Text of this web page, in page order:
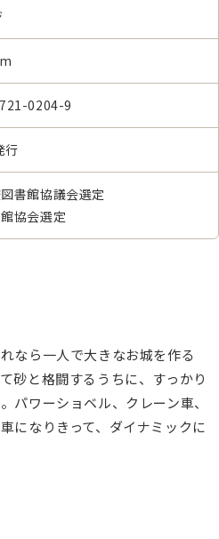
0204-9
行
書館協議会選定
協会選定
なら一人で大きなお城を作る
と格闘するうちに、すっかり
パワーショベル、クレーン車、
になりきって、ダイナミックに